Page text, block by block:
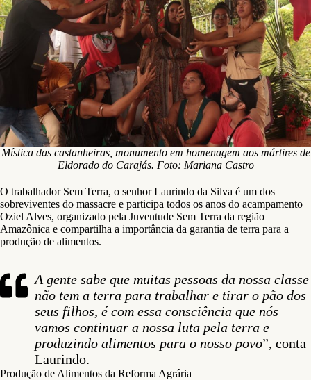
Mística das castanheiras, monumento em homenagem aos mártires de
Eldorado do Carajás. Foto: Mariana Castro
O trabalhador Sem Terra, o senhor Laurindo da Silva é um dos
sobreviventes do massacre e participa todos os anos do acampamento
Oziel Alves, organizado pela Juventude Sem Terra da região
Amazônica e compartilha a importância da garantia de terra para a
produção de alimentos.
A gente sabe que muitas pessoas da nossa classe
não tem a terra para trabalhar e tirar o pão dos
seus filhos, é com essa consciência que nós
vamos continuar a nossa luta pela terra e
produzindo alimentos para o nosso povo”, conta
Laurindo.
Produção de Alimentos da Reforma Agrária